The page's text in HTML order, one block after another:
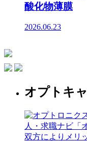
酸化物薄膜
2026.06.23
オプトキ